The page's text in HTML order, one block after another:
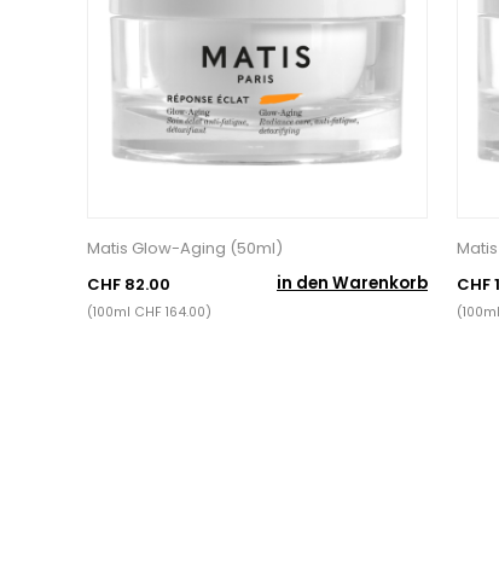
Matis Glow-Aging (50ml)
CHF 82.00
in den Warenkorb
(100ml CHF 164.00)
CHF